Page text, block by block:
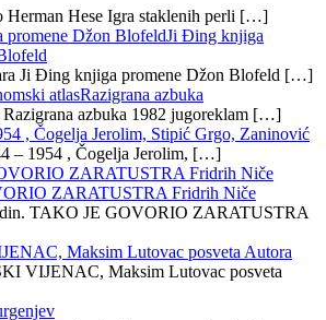
Hese Igra staklenih perli […]
Ji Đing knjiga
Ji Đing knjiga promene Džon Blofeld […]
Razigrana azbuka
azbuka 1982 jugoreklam […]
, Čogelja Jerolim, Stipić Grgo, Zaninović
– 1954 , Čogelja Jerolim, […]
ZARATUSTRA Fridrih Niče
TAKO JE GOVORIO ZARATUSTRA
Maksim Lutovac posveta Autora
VIJENAC, Maksim Lutovac posveta